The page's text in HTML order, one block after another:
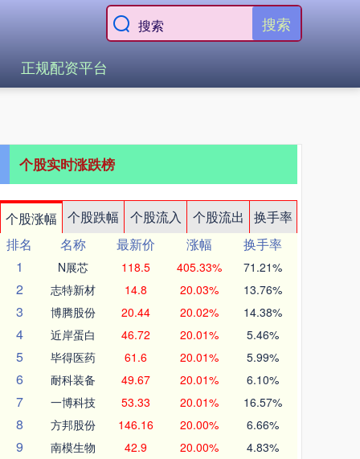
搜索
正规配资平台
个股实时涨跌榜
个股涨幅 个股跌幅 个股流入 个股流出
换手率
排名
名称 最新价 涨幅
换手率
1
N展芯 118.5 405.33% 71.21%
2 志特新材 14.8 20.03% 13.76%
3 博腾股份 20.44 20.02% 14.38%
4 近岸蛋白 46.72 20.01% 5.46%
5 毕得医药 61.6 20.01% 5.99%
6 耐科装备 49.67 20.01% 6.10%
7 一博科技 53.33 20.01% 16.57%
8 方邦股份 146.16 20.00% 6.66%
9 南模生物 42.9 20.00% 4.83%